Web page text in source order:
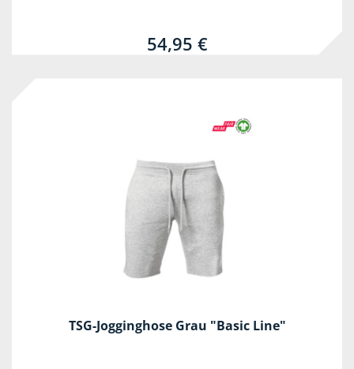
54,95 €
TSG-Jogginghose Grau "Basic Line"